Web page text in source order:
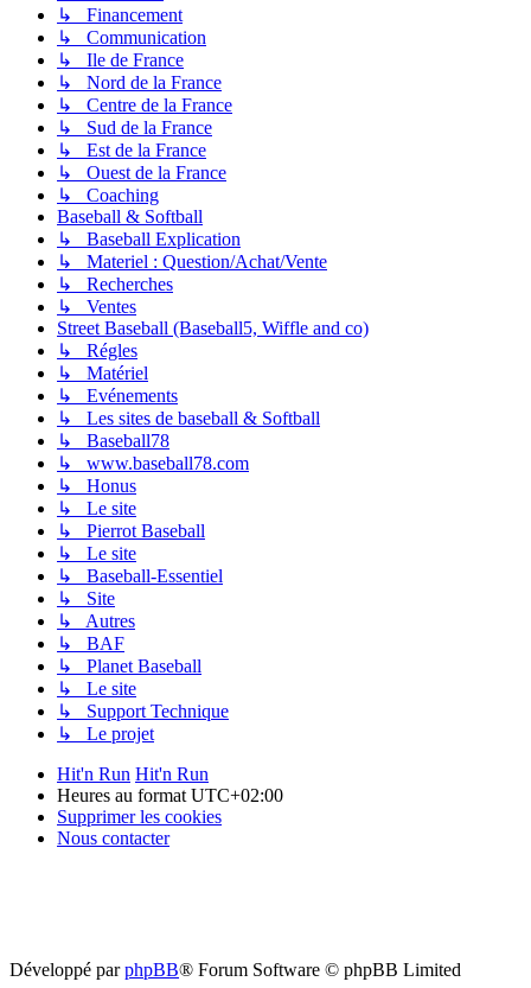
↳ Financement
↳ Communication
↳ Ile de France
↳ Nord de la France
↳ Centre de la France
↳ Sud de la France
↳ Est de la France
↳ Ouest de la France
↳ Coaching
Baseball & Softball
↳ Baseball Explication
↳ Materiel : Question/Achat/Vente
↳ Recherches
↳ Ventes
Street Baseball (Baseball5, Wiffle and co)
↳ Régles
↳ Matériel
↳ Evénements
↳ Les sites de baseball & Softball
↳ Baseball78
↳ www.baseball78.com
↳ Honus
↳ Le site
↳ Pierrot Baseball
↳ Le site
↳ Baseball-Essentiel
↳ Site
↳ Autres
↳ BAF
↳ Planet Baseball
↳ Le site
↳ Support Technique
↳ Le projet
Hit'n Run Hit'n Run
Heures au format UTC+02:00
Supprimer les cookies
Nous contacter
Développé parphpBB® Forum Software © phpBB Limited